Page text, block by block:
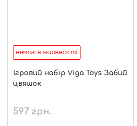
немає в наявності
Ігровий набір Viga Toys Забий
цвяшок
597грн.